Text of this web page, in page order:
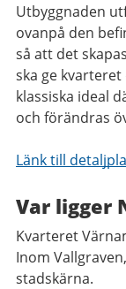
Utbyggnaden
ovanpå den
så att det
ska ge
klassiska ideal
och förändras
Länk till
Var ligger
Kvarteret
Inom
stadskärna.